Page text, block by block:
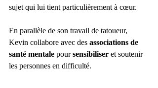
sujet qui lui tient particulièrement à cœur.
En parallèle de son travail de tatoueur,
Kevin collabore avec des associations de
santé mentale pour sensibiliser et soutenir
les personnes en difficulté.